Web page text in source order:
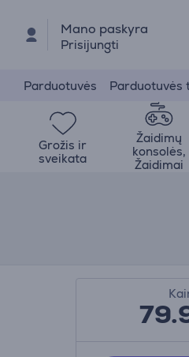
Mano paskyra
Prisijungti
Parduotuvės Parduotuvės
Grožis ir
sveikata
Žaidimų
konsolės,
Žaidimai